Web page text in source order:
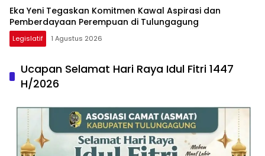
Eka Yeni Tegaskan Komitmen Kawal Aspirasi dan
Pemberdayaan Perempuan di Tulungagung
Legislatif 1 Agustus 2026
Ucapan Selamat Hari Raya Idul Fitri 1447
H/2026